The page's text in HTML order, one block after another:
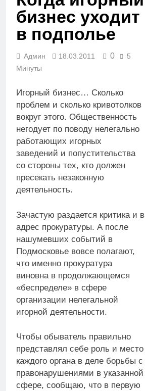
бизнес уходит
в подполье
Админ 18.03.2011 0
5
Минуты
Игорный бизнес… Сколько
проблем и сколько кривотолков
вокруг этого. Общественность
негодует по поводу нелегально
работающих игорных
заведений и попустительства
со стороны тех, кто должен
пресекать незаконную
деятельность.
Зачастую раздается критика и в
адрес прокуратуры. А после
нашумевших событий в
Подмосковье вовсе полагают,
что именно прокуратура
виновна в продолжающемся
«беспределе» в сфере
организации нелегальной
игорной деятельности.
Чтобы обыватель правильно
представлял себе роль и место
каждого органа в деле борьбы с
правонарушениями в указанной
сфере, сообщаю, что в первую